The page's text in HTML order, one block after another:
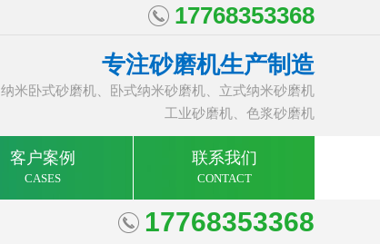
17768353368
专注砂磨机生产制造
纳米卧式砂磨机、卧式纳米砂磨机、立式纳米砂磨机
工业砂磨机、色浆砂磨机
客户案例
CASES
联系我们
CONTACT
17768353368